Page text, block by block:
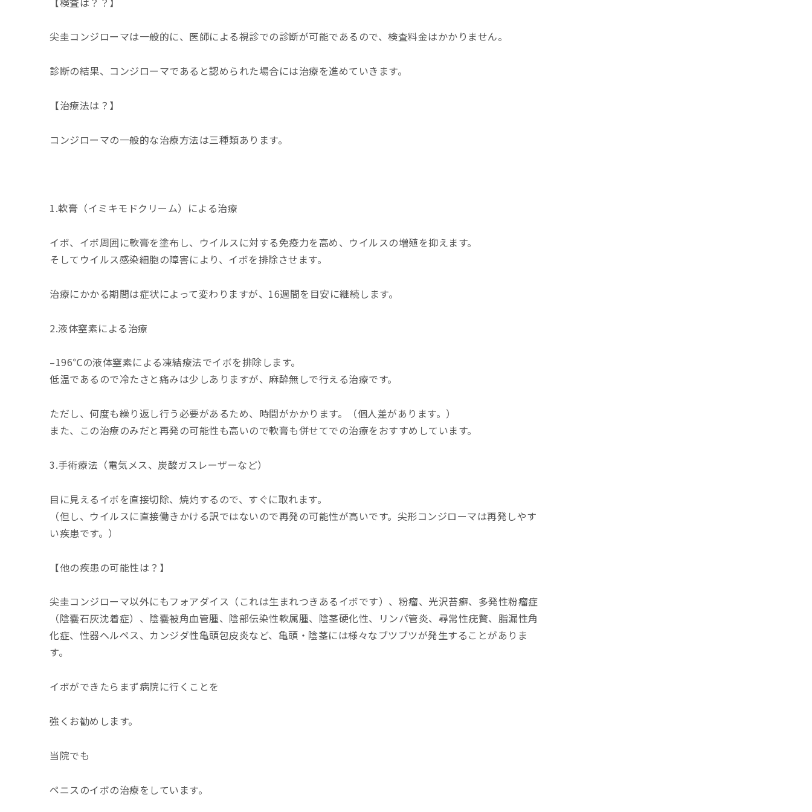
尖圭コンジローマは一般的に、医師による視診での診断が可能であるので、検査料金はかかりません。
診断の結果、コンジローマであると認められた場合には治療を進めていきます。
【治療法は？】
コンジローマの一般的な治療方法は三種類あります。
1.軟膏（イミキモドクリーム）による治療
イボ、イボ周囲に軟膏を塗布し、ウイルスに対する免疫力を高め、ウイルスの増殖を抑えます。
そしてウイルス感染細胞の障害により、イボを排除させます。
治療にかかる期間は症状によって変わりますが、16週間を目安に継続します。
2.液体窒素による治療
–196℃の液体窒素による凍結療法でイボを排除します。
低温であるので冷たさと痛みは少しありますが、麻酔無しで行える治療です。
ただし、何度も繰り返し行う必要があるため、時間がかかります。（個人差があります。）
また、この治療のみだと再発の可能性も高いので軟膏も併せてでの治療をおすすめしています。
3.手術療法（電気メス、炭酸ガスレーザーなど）
目に見えるイボを直接切除、焼灼するので、すぐに取れます。
（但し、ウイルスに直接働きかける訳ではないので再発の可能性が高いです。尖形コンジローマは再発しやす
い疾患です。）
【他の疾患の可能性は？】
尖圭コンジローマ以外にもフォアダイス（これは生まれつきあるイボです）、粉瘤、光沢苔癬、多発性粉瘤症
（陰嚢石灰沈着症）、陰嚢被角血管腫、陰部伝染性軟属腫、陰茎硬化性、リンパ管炎、尋常性疣贅、脂漏性角
化症、性器ヘルペス、カンジダ性亀頭包皮炎など、亀頭・陰茎には様々なブツブツが発生することがありま
す。
イボができたらまず病院に行くことを
強くお勧めします。
当院でも
ペニスのイボの治療をしています。